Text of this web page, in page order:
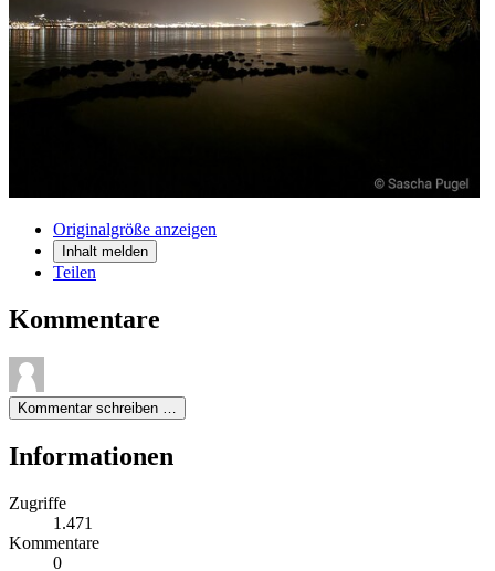
Originalgröße anzeigen
Inhalt melden
Teilen
Kommentare
Kommentar schreiben …
Informationen
Zugriffe
1.471
Kommentare
0